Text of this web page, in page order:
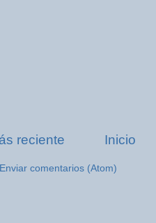
reciente Inicio
Enviar comentarios (Atom)